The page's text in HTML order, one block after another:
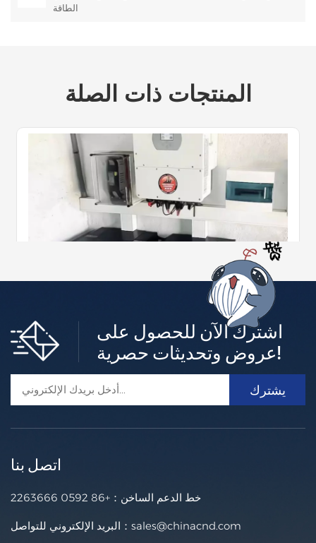
الطاقة
المنتجات ذات الصلة
أنظمة تخزين الطاقة السكنية ذات الجهد المنخفض
ام بطاريات الليثيوم في المنازل.اجعل منزلك صديقًا للبيئة مع بطا
ريات C&Dما عليك سوى توصيل نظام الطاقة الشمسية الكهروض
عن الطاقة على الفور.
اشترك الآن للحصول على
عروض وتحديثات حصرية!
اتصل بنا
خط الدعم الساخن： +86 0592 2263666
البريد الإلكتروني للتواصل： sales@chinacnd.com